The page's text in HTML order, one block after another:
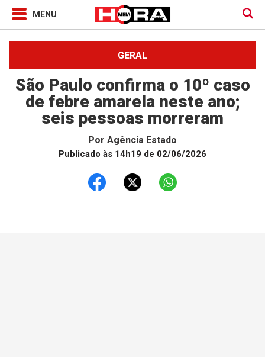
GERAL
São Paulo confirma o 10º caso
de febre amarela neste ano;
seis pessoas morreram
Por Agência Estado
Publicado às 14h19 de 02/06/2026